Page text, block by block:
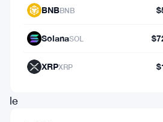
que
SEC
appuie
le
BNBBNB
SolanaSOL
XRPXRP